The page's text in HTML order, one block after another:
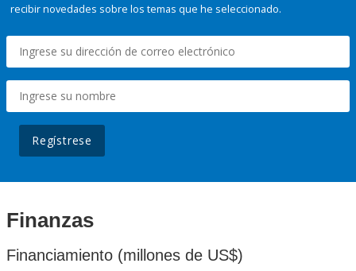
recibir novedades sobre los temas que he seleccionado.
Regístrese
Finanzas
Financiamiento (millones de US$)